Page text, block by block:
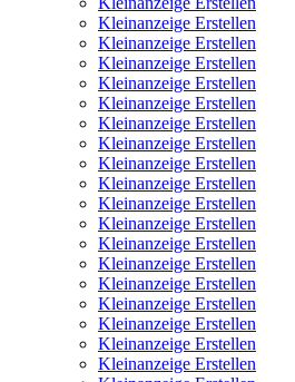
Kleinanzeige Erstellen
Kleinanzeige Erstellen
Kleinanzeige Erstellen
Kleinanzeige Erstellen
Kleinanzeige Erstellen
Kleinanzeige Erstellen
Kleinanzeige Erstellen
Kleinanzeige Erstellen
Kleinanzeige Erstellen
Kleinanzeige Erstellen
Kleinanzeige Erstellen
Kleinanzeige Erstellen
Kleinanzeige Erstellen
Kleinanzeige Erstellen
Kleinanzeige Erstellen
Kleinanzeige Erstellen
Kleinanzeige Erstellen
Kleinanzeige Erstellen